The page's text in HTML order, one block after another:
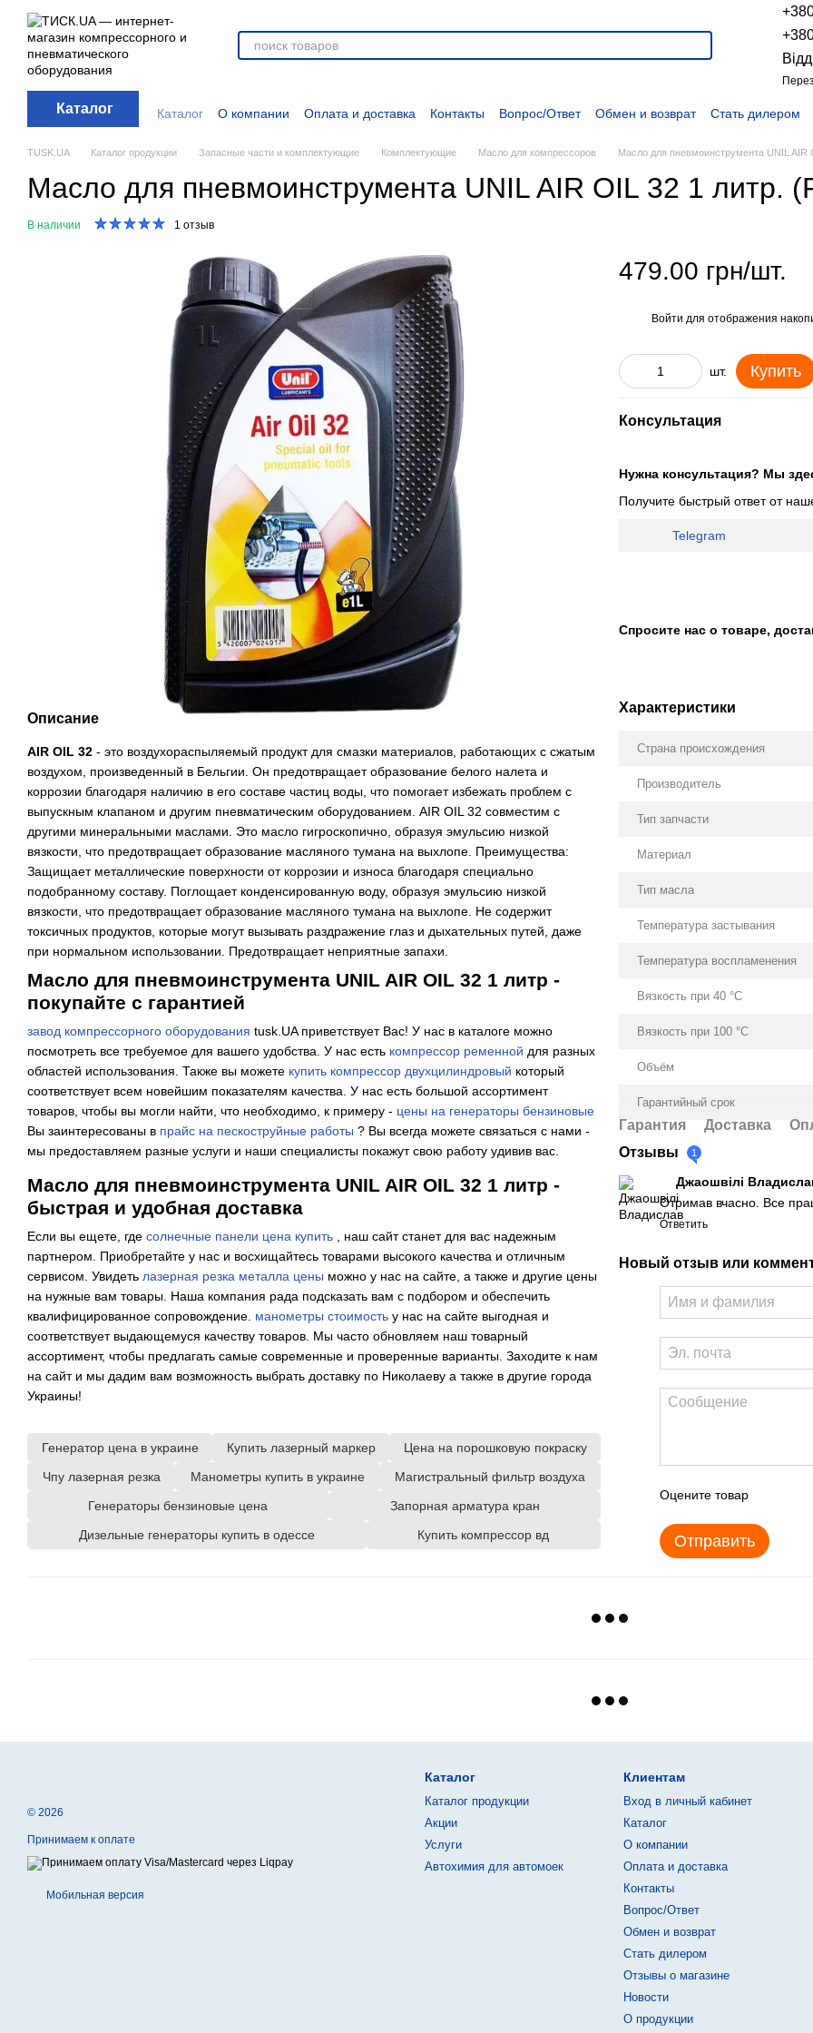
Перейти к основному контенту
Каталог Каталог О компании Оплата и доставка Контакты Вопрос/Ответ Обмен и возврат
Стать дилером
Дополнительные материалы
Блог Политика конфиденциальности Договор оферты Распродажа
TUSK.UA Каталог продукции Запасные части и комплектующие Комплектующие Масло для компрессоров Масло для пневмоинструмента UNIL AIR
Масло для пневмоинструмента UNIL AIR OIL 32 1 литр.
В наличии 1 отзыв
Описание
AIR OIL 32 - это воздухораспыляемый продукт для смазки материалов, работающих с сжатым
воздухом, произведенный в Бельгии. Он предотвращает образование белого налета и
коррозии благодаря наличию в его составе частиц воды, что помогает избежать проблем с
выпускным клапаном и другим пневматическим оборудованием. AIR OIL 32 совместим с
другими минеральными маслами. Это масло гигроскопично, образуя эмульсию низкой
вязкости, что предотвращает образование масляного тумана на выхлопе. Преимущества:
Защищает металлические поверхности от коррозии и износа благодаря специально
подобранному составу. Поглощает конденсированную воду, образуя эмульсию низкой
вязкости, что предотвращает образование масляного тумана на выхлопе. Не содержит
токсичных продуктов, которые могут вызывать раздражение глаз и дыхательных путей, даже
при нормальном использовании. Предотвращает неприятные запахи.
Масло для пневмоинструмента UNIL AIR OIL 32 1 литр -
покупайте с гарантией
завод компрессорного оборудования tusk.UA приветствует Вас! У нас в каталоге можно
посмотреть все требуемое для вашего удобства. У нас есть компрессор ременной для разных
областей использования. Также вы можете купить компрессор двухцилиндровый который
соответствует всем новейшим показателям качества. У нас есть большой ассортимент
товаров, чтобы вы могли найти, что необходимо, к примеру - цены на генераторы бензиновые
Вы заинтересованы в прайс на пескоструйные работы ? Вы всегда можете связаться с нами -
мы предоставляем разные услуги и наши специалисты покажут свою работу удивив вас.
Масло для пневмоинструмента UNIL AIR OIL 32 1 литр -
быстрая и удобная доставка
Если вы ещете, где солнечные панели цена купить , наш сайт станет для вас надежным
партнером. Приобретайте у нас и восхищайтесь товарами высокого качества и отличным
сервисом. Увидеть лазерная резка металла цены можно у нас на сайте, а также и другие цены
на нужные вам товары. Наша компания рада подсказать вам с подбором и обеспечить
квалифицированное сопровождение. манометры стоимость у нас на сайте выгодная и
соответствует выдающемуся качеству товаров. Мы часто обновляем наш товарный
ассортимент, чтобы предлагать самые современные и проверенные варианты. Заходите к нам
на сайт и мы дадим вам возможность выбрать доставку по Николаеву а также в другие города
Украины!
Генератор цена в украине Купить лазерный маркер
Цена на порошковую покраску
Чпу лазерная резка
Манометры купить в украине
Магистральный фильтр воздуха
Генераторы бензиновые цена
Запорная арматура кран
Дизельные генераторы купить в одессе
Купить компрессор вд
479.00 грн/шт.
Войти для отображения
шт. Купить
Консультация
Нужна консультация? Мы
Получите быстрый ответ от
Telegram
Спросите нас о товаре,
Характеристики
Страна происхождения
Производитель
Тип запчасти
Материал
Тип масла
Температура застывания
Температура воспламенения
Вязкость при 40 °С
Вязкость при 100 °С
Объём
Гарантийный срок
Гарантия Доставка
Отзывы
1
Джаошвілі
Отримав вчасно. Все
Ответить
Новый отзыв или
Оцените товар
Отправить
© 2026
Принимаем к оплате
Мобильная версия
Каталог
Каталог продукции
Акции
Услуги
Автохимия для автомоек
Клиентам
Вход в личный кабинет
Каталог
О компании
Оплата и доставка
Контакты
Вопрос/Ответ
Обмен и возврат
Стать дилером
Отзывы о магазине
Новости
О продукции